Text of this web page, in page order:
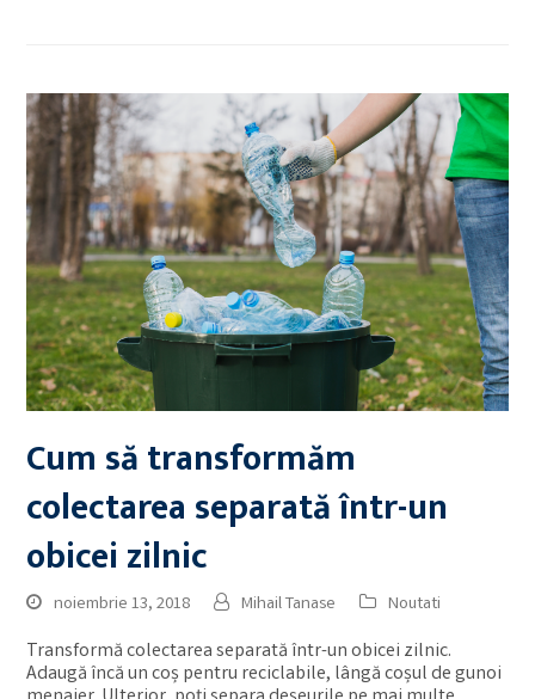
Cum să transformăm
colectarea separată într-un
obicei zilnic
noiembrie 13, 2018 Mihail Tanase Noutati
Transformă colectarea separată într-un obicei zilnic.
Adaugă încă un coș pentru reciclabile, lângă coșul de gunoi